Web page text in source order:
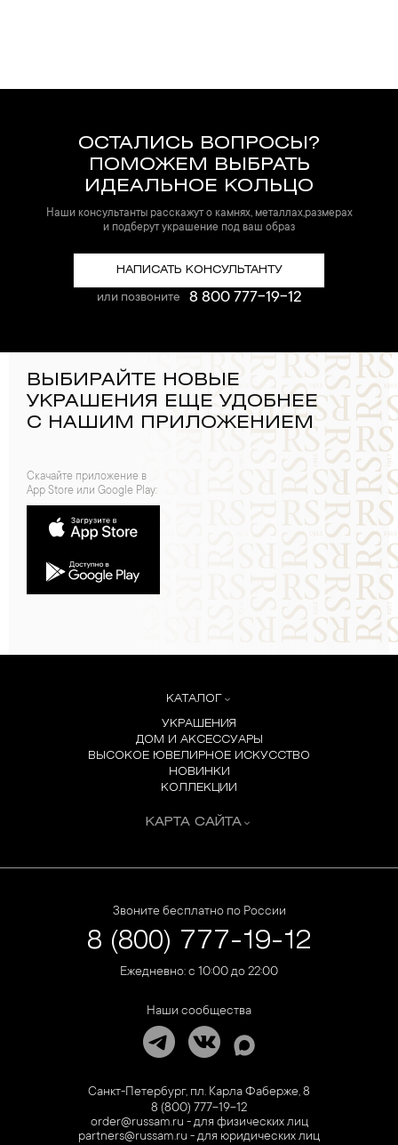
ОСТАЛИСЬ ВОПРОСЫ?
ПОМОЖЕМ ВЫБРАТЬ
ИДЕАЛЬНОЕ КОЛЬЦО
Наши консультанты расскажут о камнях, металлах,размерах
и подберут украшение под ваш образ
НАПИСАТЬ КОНСУЛЬТАНТУ
или позвоните 8 800 777-19-12
ВЫБИРАЙТЕ НОВЫЕ
УКРАШЕНИЯ ЕЩЕ УДОБНЕЕ
С НАШИМ ПРИЛОЖЕНИЕМ
Скачайте приложение в
App Store или Google Play:
КАТАЛОГ
УКРАШЕНИЯ
ДОМ И АКСЕССУАРЫ
ВЫСОКОЕ ЮВЕЛИРНОЕ ИСКУССТВО
НОВИНКИ
КОЛЛЕКЦИИ
КАРТА САЙТА
Звоните бесплатно по России
8 (800) 777-19-12
Ежедневно: с 10:00 до 22:00
Наши сообщества
Санкт-Петербург, пл. Карла Фаберже, 8
8 (800) 777-19-12
order@russam.ru - для физических лиц
partners@russam.ru - для юридических лиц